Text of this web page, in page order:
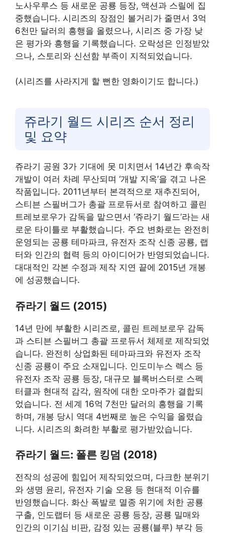
노사우루스 등 새로운 공룡 등장, 액션과 스릴에 집
중했습니다. 시리즈의 장점인 볼거리가 줄면서 3억
6천만 달러의 흥행을 올렸으나, 시리즈 중 가장 낮
은 평가와 흥행을 기록했습니다. 오락성은 인정받았
으나, 스토리와 신선함 부족이 지적되었습니다.
(시리즈를 사라지게 할 뻔한 영화이기도 합니다.)
쥬라기 월드 시리즈 순서 정리
및 요약
쥬라기 공원 3가 기대에 못 미치면서 14년간 후속작
개발이 여러 차례 무산되며 ‘개발 지옥’을 겪고 나온
작품입니다. 2011년부터 본격적으로 재추진되어,
스티븐 스필버그가 총괄 프로듀서로 참여하고 콜린
트레보로우가 감독을 맡으면서 ‘쥬라기 월드’라는 새
로운 타이틀로 부활했습니다. 주요 변화로는 완전히
운영되는 공룡 테마파크, 유전자 조작 신종 공룡, 랩
터와 인간의 협력 등의 아이디어가 반영되었습니다.
대대적인 각본 수정과 제작 지연 끝에 2015년 개봉
에 성공했습니다.
쥬라기 월드 (2015)
14년 만에 부활한 시리즈로, 콜린 트레보로우 감독
과 스티븐 스필버그 총괄 프로듀서 체제로 제작되었
습니다. 완전히 상업화된 테마파크와 유전자 조작
신종 공룡이 주요 소재입니다. 인도미누스 렉스 등
유전자 조작 공룡 등장, 대규모 블록버스터로 스펙
터클과 현대적 감각, 원작에 대한 오마주가 결합되
었습니다. 전 세계 16억 7천만 달러의 흥행을 기록
하며, 개봉 당시 역대 4번째로 높은 수익을 올렸습
니다. 시리즈의 화려한 부활로 평가받았습니다.
쥬라기 월드: 폴른 킹덤 (2018)
전작의 성공에 힘입어 제작되었으며, 다크한 분위기
와 생명 윤리, 유전자 기술 오용 등 현대적 이슈를
반영했습니다. 화산 폭발로 멸종 위기에 처한 공룡
구출, 인도랩터 등 새로운 공룡 등장, 공룡 밀매와
인간의 이기심 비판, 감정 있는 공룡(블루) 부각 등